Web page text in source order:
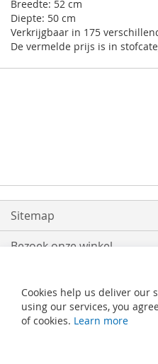
Breedte: 52 cm
Diepte: 50 cm
Verkrijgbaar in 175
De vermelde prijs is in
Sitemap
Bezoek onze winkel
Retouren
Cookies help us deliver our
using our services, you
of cookies. Learn more